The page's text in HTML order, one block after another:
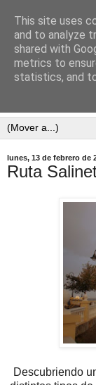
Esto se ha
lunes, 13 de febrero de
Ruta
Descubriendo
This site uses
and to analyze
shared with
metrics to
statistics, and